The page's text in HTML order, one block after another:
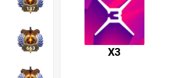
137
663 X3